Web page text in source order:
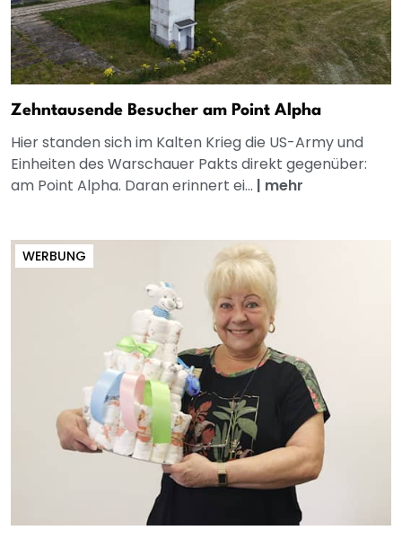
Zehntausende Besucher am Point Alpha
Hier standen sich im Kalten Krieg die US-Army und
Einheiten des Warschauer Pakts direkt gegenüber:
am Point Alpha. Daran erinnert ei... | mehr
WERBUNG